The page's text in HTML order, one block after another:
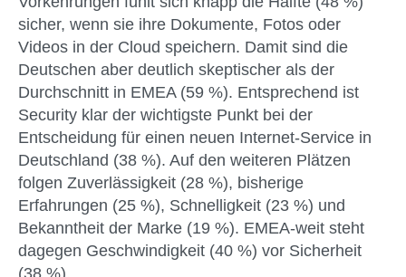
sicher, wenn sie ihre Dokumente, Fotos oder
Videos in der Cloud speichern. Damit sind die
Deutschen aber deutlich skeptischer als der
Durchschnitt in EMEA (59 %). Entsprechend ist
Security klar der wichtigste Punkt bei der
Entscheidung für einen neuen Internet-Service in
Deutschland (38 %). Auf den weiteren Plätzen
folgen Zuverlässigkeit (28 %), bisherige
Erfahrungen (25 %), Schnelligkeit (23 %) und
Bekanntheit der Marke (19 %). EMEA-weit steht
dagegen Geschwindigkeit (40 %) vor Sicherheit